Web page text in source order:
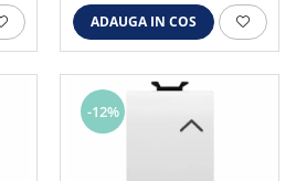
ADAUGA IN COS
-12%